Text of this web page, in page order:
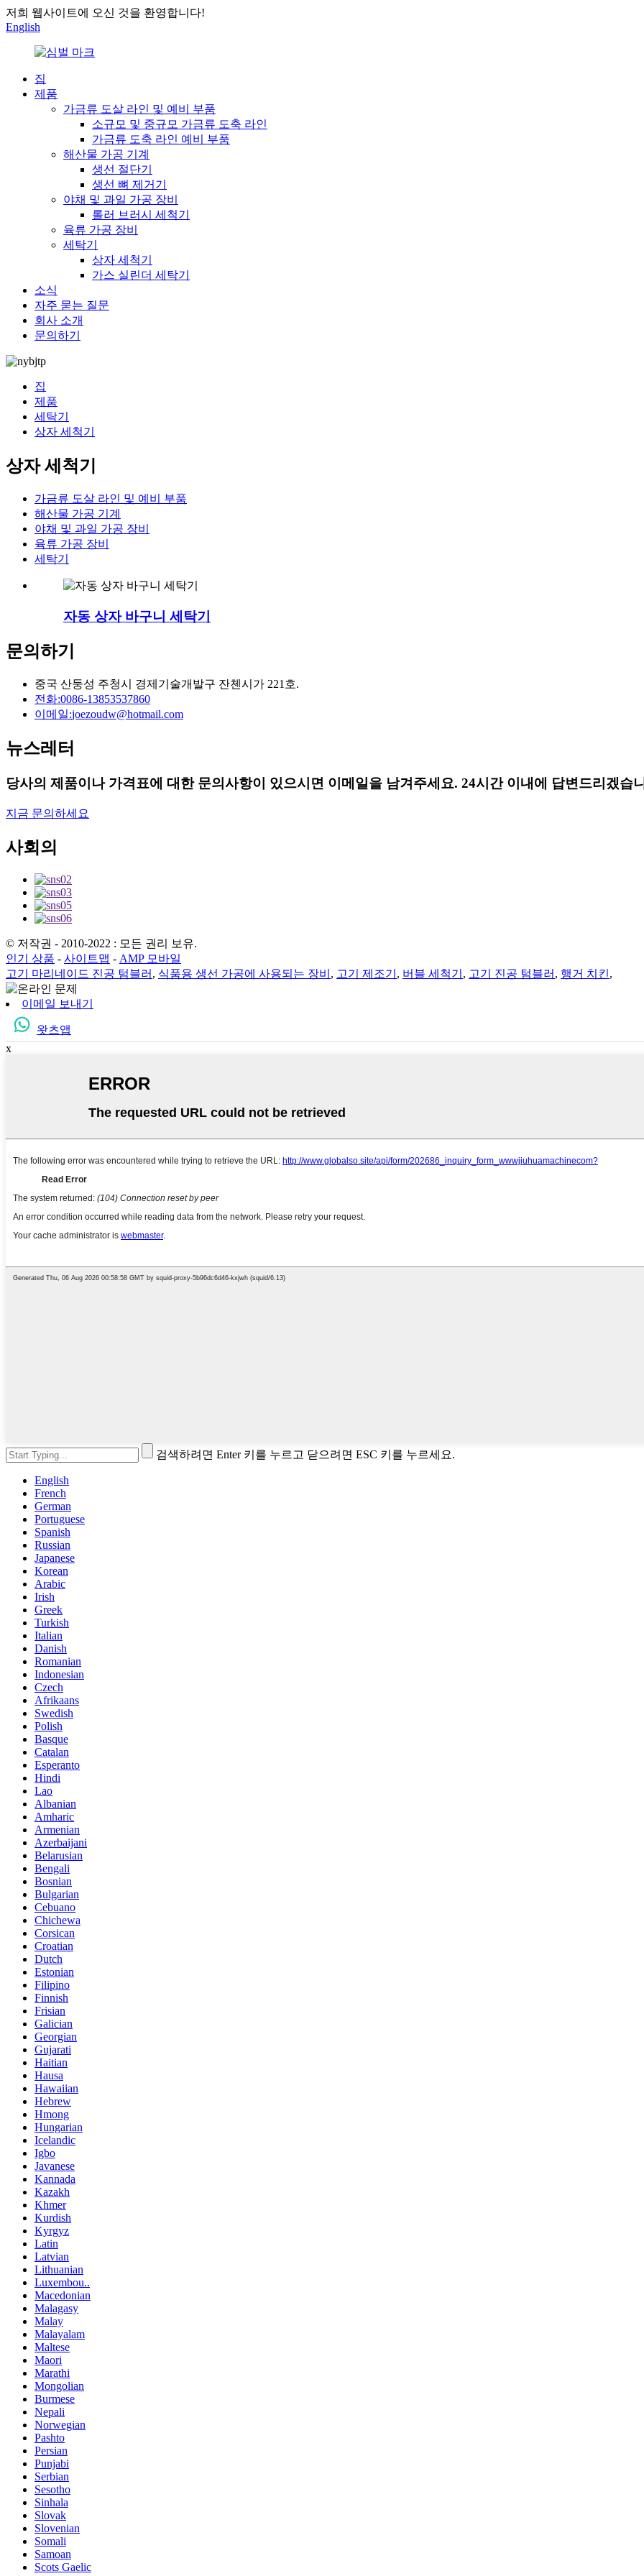
저희 웹사이트에 오신 것을 환영합니다!
English
집
제품
가금류 도살 라인 및 예비 부품
소규모 및 중규모 가금류 도축 라인
가금류 도축 라인 예비 부품
해산물 가공 기계
생선 절단기
생선 뼈 제거기
야채 및 과일 가공 장비
롤러 브러시 세척기
육류 가공 장비
세탁기
상자 세척기
가스 실린더 세탁기
소식
자주 묻는 질문
회사 소개
문의하기
집
제품
세탁기
상자 세척기
상자 세척기
가금류 도살 라인 및 예비 부품
해산물 가공 기계
야채 및 과일 가공 장비
육류 가공 장비
세탁기
자동 상자 바구니 세탁기
문의하기
중국 산둥성 주청시 경제기술개발구 잔첸시가 221호.
전화:0086-13853537860
이메일:joezoudw@hotmail.com
뉴스레터
당사의 제품이나 가격표에 대한 문의사항이 있으시면 이메일을 남겨주세요. 24시간 이내에 답변드리겠습
지금 문의하세요
사회의
© 저작권 - 2010-2022 : 모든 권리 보유.
인기 상품 - 사이트맵 - AMP 모바일
고기 마리네이드 진공 텀블러 , 식품용 생선 가공에 사용되는 장비 , 고기 제조기 , 버블 세척기 , 고기 진공 텀블러 , 행거 치킨,
이메일 보내기
왓츠앱
x
검색하려면 Enter 키를 누르고 닫으려면 ESC 키를 누르세요.
English
French
German
Portuguese
Spanish
Russian
Japanese
Korean
Arabic
Irish
Greek
Turkish
Italian
Danish
Romanian
Indonesian
Czech
Afrikaans
Swedish
Polish
Basque
Catalan
Esperanto
Hindi
Lao
Albanian
Amharic
Armenian
Azerbaijani
Belarusian
Bengali
Bosnian
Bulgarian
Cebuano
Chichewa
Corsican
Croatian
Dutch
Estonian
Filipino
Finnish
Frisian
Galician
Georgian
Gujarati
Haitian
Hausa
Hawaiian
Hebrew
Hmong
Hungarian
Icelandic
Igbo
Javanese
Kannada
Kazakh
Khmer
Kurdish
Kyrgyz
Latin
Latvian
Lithuanian
Luxembou..
Macedonian
Malagasy
Malay
Malayalam
Maltese
Maori
Marathi
Mongolian
Burmese
Nepali
Norwegian
Pashto
Persian
Punjabi
Serbian
Sesotho
Sinhala
Slovak
Slovenian
Somali
Samoan
Scots Gaelic